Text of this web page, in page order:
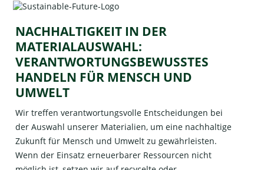
NACHHALTIGKEIT IN DER
MATERIALAUSWAHL:
VERANTWORTUNGSBEWUSSTES
HANDELN FÜR MENSCH UND
UMWELT
Wir treffen verantwortungsvolle Entscheidungen bei
der Auswahl unserer Materialien, um eine nachhaltige
Zukunft für Mensch und Umwelt zu gewährleisten.
Wenn der Einsatz erneuerbarer Ressourcen nicht